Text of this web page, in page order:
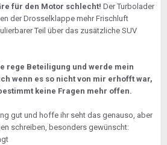
für den Motor schlecht! Der Turbolader
der Drosselklappe mehr Frischluft
Teil über das zusätzliche SUV
rege Beteiligung und werde mein
wenn es so nicht von mir erhofft war,
keine Fragen mehr offen.
gut und hoffe ihr seht das genauso, aber
schreiben, besonders gewünscht: